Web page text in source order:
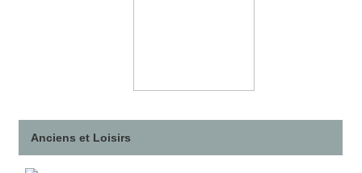
Anciens et Loisirs